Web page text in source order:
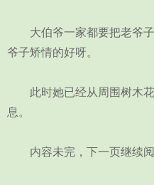
大伯爷一家都要把老爷子
爷子矫情的好呀。
此时她已经从周围树木花
息。
内容未完，下一页继续